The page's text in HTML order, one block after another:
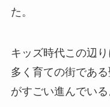
た。
キッズ時代この辺
多く育ての街であ
がすごい進んでいる